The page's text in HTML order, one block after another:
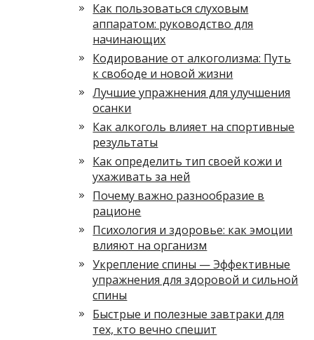
Как пользоваться слуховым
аппаратом: руководство для
начинающих
Кодирование от алкоголизма: Путь
к свободе и новой жизни
Лучшие упражнения для улучшения
осанки
Как алкоголь влияет на спортивные
результаты
Как определить тип своей кожи и
ухаживать за ней
Почему важно разнообразие в
рационе
Психология и здоровье: как эмоции
влияют на организм
Укрепление спины — Эффективные
упражнения для здоровой и сильной
спины
Быстрые и полезные завтраки для
тех, кто вечно спешит